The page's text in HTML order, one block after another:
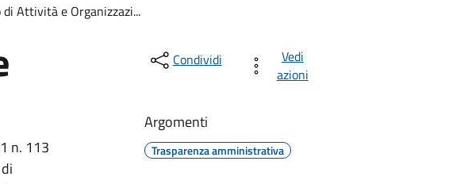
Attività e Organizzazi...
n. 113
Condividi
Vedi
azioni
Argomenti
Trasparenza amministrativa